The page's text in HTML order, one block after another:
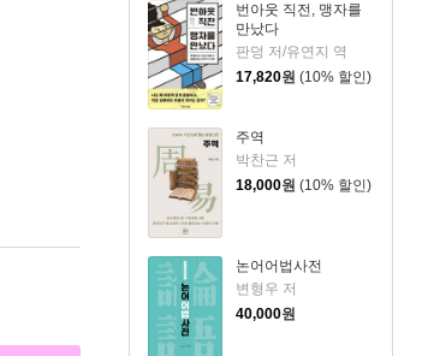
번아웃 직전, 맹자를
만났다
판덩 저/유연지 역
17,820원 (10% 할인)
주역
박찬근 저
18,000원 (10% 할인)
논어어법사전
변형우 저
40,000원